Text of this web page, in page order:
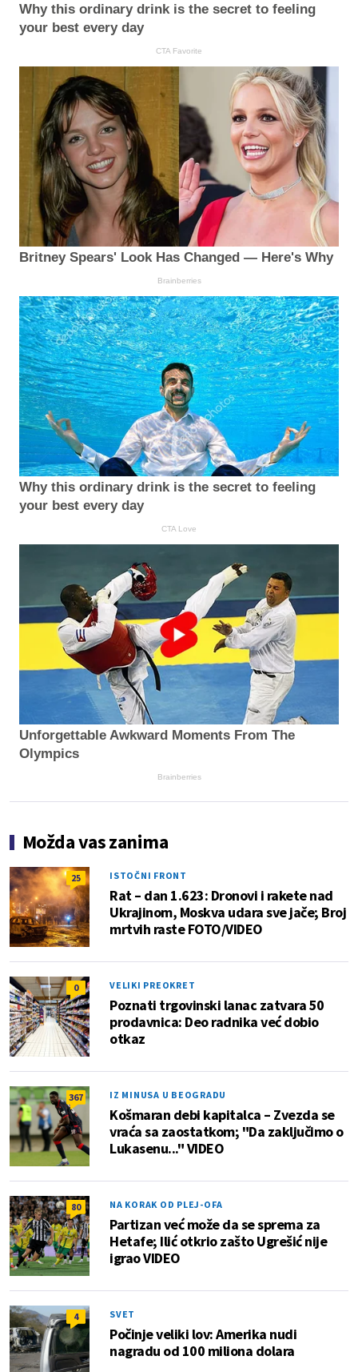
Why this ordinary drink is the secret to feeling
your best every day
CTA Favorite
Britney Spears' Look Has Changed — Here's Why
Brainberries
Why this ordinary drink is the secret to feeling
your best every day
CTA Love
Unforgettable Awkward Moments From The
Olympics
Brainberries
Možda vas zanima
25 ISTOČNI FRONT
Rat – dan 1.623: Dronovi i rakete nad
Ukrajinom, Moskva udara sve jače; Broj
mrtvih raste FOTO/VIDEO
0 VELIKI PREOKRET
Poznati trgovinski lanac zatvara 50
prodavnica: Deo radnika već dobio
otkaz
367 IZ MINUSA U BEOGRADU
Košmaran debi kapitalca – Zvezda se
vraća sa zaostatkom; "Da zaključimo o
Lukasenu..." VIDEO
80 NA KORAK OD PLEJ-OFA
Partizan već može da se sprema za
Hetafe; Ilić otkrio zašto Ugrešić nije
igrao VIDEO
4 SVET
Počinje veliki lov: Amerika nudi
nagradu od 100 miliona dolara